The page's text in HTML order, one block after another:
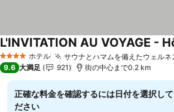
4 ホテルのランク
ホテル サウナとハマムを備えたウェルネ
L'INVITATION AU VOYAGE -
9.6 大満足 921 街の中心まで0.2 km
正確な料金を確認するには日付を選択して
ださい